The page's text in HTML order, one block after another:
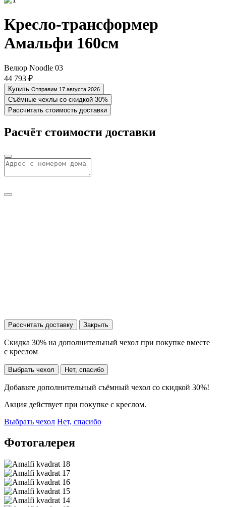
Кресло-трансформер
Амальфи 160см
Велюр Noodle 03
44 793 ₽
Купить Отправим 17 августа 2026
Съёмные чехлы со скидкой 30%
Рассчитать стоимость доставки
Расчёт стоимости доставки
Рассчитать доставку Закрыть
Скидка 30% на дополнительный чехол при покупке вместе
с креслом
Выбрать чехол Нет, спасибо
Добавьте дополнительный съёмный чехол со скидкой 30%!
Акция действует при покупке с креслом.
Выбрать чехол Нет, спасибо
Фотогалерея